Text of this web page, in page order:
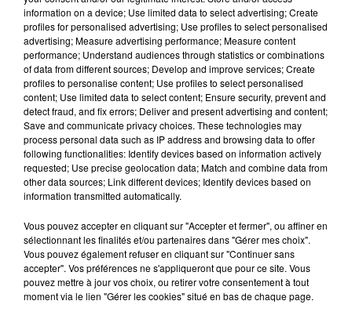
part"résume Charlie Dalin quand il évoque ses
dernières semaines en mer. Depuis le passage du Cap
Horn,le Havrais retrouve des traces de la
civilisationavec notamment le trafic maritime qui
réapparaît. Mais avant cela,"au début de l’océan
Indien, j’ai parlé avec un bateau de pêche et c’est le
seul que j’ai croisé de tout le sud"explique l'intéressé,
dans une vacation disponible sur le site du Vendée
Globe."C’est vrai que c’est assez particulier de se
retrouver dans un endroit où les personnes les plus
proches sont les astronautes"
bien, Charlie Dalin est attendu sur la ligne d'arrivée,
aux Sables-d'Olonnes, fin janvier.
information on a device; Use limited data to select advertising; Create
profiles for personalised advertising; Use profiles to select personalised
advertising; Measure advertising performance; Measure content
performance; Understand audiences through statistics or combinations
of data from different sources; Develop and improve services; Create
profiles to personalise content; Use profiles to select personalised
content; Use limited data to select content; Ensure security, prevent and
detect fraud, and fix errors; Deliver and present advertising and content;
Save and communicate privacy choices. These technologies may
process personal data such as IP address and browsing data to offer
following functionalities: Identify devices based on information actively
requested; Use precise geolocation data; Match and combine data from
other data sources; Link different devices; Identify devices based on
information transmitted automatically.
Vous pouvez accepter en cliquant sur "Accepter et fermer", ou affiner en
sélectionnant les finalités et/ou partenaires dans "Gérer mes choix".
Vous pouvez également refuser en cliquant sur "Continuer sans
accepter". Vos préférences ne s'appliqueront que pour ce site. Vous
pouvez mettre à jour vos choix, ou retirer votre consentement à tout
moment via le lien "Gérer les cookies" situé en bas de chaque page.